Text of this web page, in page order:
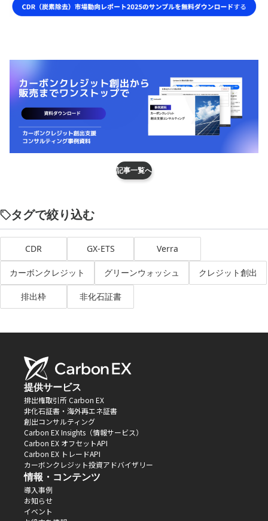
記事一覧へ
タグで絞り込む
CDR GX-ETS Verra
カーボンクレジット グリーンウォッシュ クレジット創出
排出枠 非化石証書
提供サービス
排出権取引所 Carbon EX
非化石証書・海外再エネ証書
創出コンサルティング
Carbon EX Insights（情報サービス）
Carbon EX オフセットAPI
Carbon EX トレードAPI
カーボンクレジット投資アドバイザリー
情報・コンテンツ
導入事例
お知らせ
イベント